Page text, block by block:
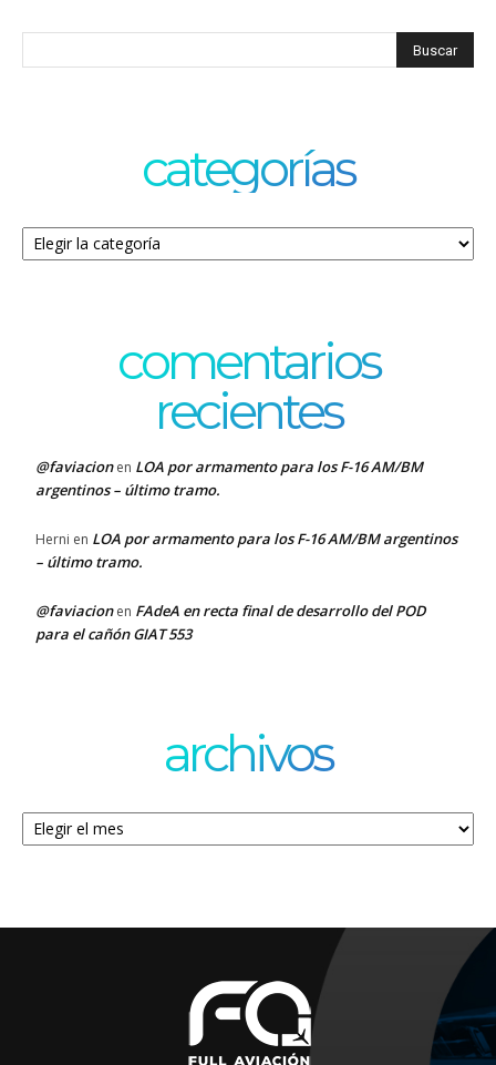
categorías
Categorías
comentarios
recientes
@faviacionen LOA por armamento para los F-16 AM/BM
argentinos – último tramo.
Herni en LOA por armamento para los F-16 AM/BM argentinos
– último tramo.
@faviacionen FAdeA en recta final de desarrollo del POD
para el cañón GIAT 553
archivos
Archivos